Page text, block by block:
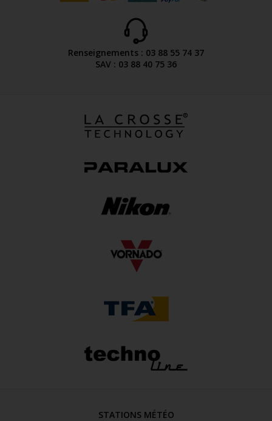
Renseignements : 03 88 55 74 37
SAV : 03 88 40 75 36
STATIONS MÉTÉO